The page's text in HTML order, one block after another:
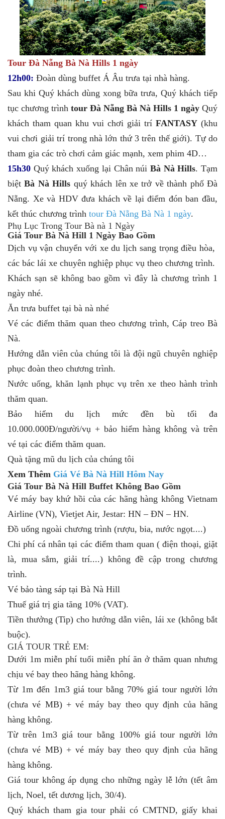
Tour Đà Nẵng Bà Nà Hills 1 ngày
12h00: Đoàn dùng buffet Á Âu trưa tại nhà hàng.
Sau khi Quý khách dùng xong bữa trưa, Quý khách tiếp
tục chương trình tour Đà Nẵng Bà Nà Hills 1 ngày Quý
khách tham quan khu vui chơi giải trí FANTASY (khu
vui chơi giải trí trong nhà lớn thứ 3 trên thế giới). Tự do
tham gia các trò chơi cảm giác mạnh, xem phim 4D…
15h30 Quý khách xuống lại Chân núi Bà Nà Hills. Tạm
biệtBà Nà Hills quý khách lên xe trở về thành phố Đà
Nẵng. Xe và HDV đưa khách về lại điểm đón ban đầu,
kết thúc chương trình tour Đà Nẵng Bà Nà 1 ngày.
Phụ Lục Trong Tour Bà nà 1 Ngày
Giá Tour Bà Nà Hill 1 Ngày Bao Gồm
Dịch vụ vận chuyển với xe du lịch sang trọng điều hòa,
các bác lái xe chuyên nghiệp phục vụ theo chương trình.
Khách sạn sẽ không bao gồm vì đây là chương trình 1
ngày nhé.
Ăn trưa buffet tại bà nà nhé
Vé các điểm thăm quan theo chương trình, Cáp treo Bà
Nà.
Hướng dẫn viên của chúng tôi là đội ngũ chuyên nghiệp
phục đoàn theo chương trình.
Nước uống, khăn lạnh phục vụ trên xe theo hành trình
thăm quan.
Bảo hiểm du lịch mức đền bù tối đa
10.000.000Đ/người/vụ + bảo hiểm hàng không và trên
vé tại các điểm thăm quan.
Quà tặng mũ du lịch của chúng tôi
Xem Thêm Giá Vé Bà Nà Hill Hôm Nay
Giá Tour Bà Nà Hill Buffet Không Bao Gồm
Vé máy bay khứ hồi của các hãng hàng không Vietnam
Airline (VN), Vietjet Air, Jestar: HN – ĐN – HN.
Đồ uống ngoài chương trình (rượu, bia, nước ngọt....)
Chi phí cá nhân tại các điểm tham quan ( điện thoại, giặt
là, mua sắm, giải trí....) không đề cập trong chương
trình.
Vé bảo tàng sáp tại Bà Nà Hill
Thuế giá trị gia tăng 10% (VAT).
Tiền thưởng (Tip) cho hướng dẫn viên, lái xe (không bắt
buộc).
GIÁ TOUR TRẺ EM:
Dưới 1m miễn phí tuổi miễn phí ăn ở thăm quan nhưng
chịu vé bay theo hãng hàng không.
Từ 1m đến 1m3 giá tour bằng 70% giá tour người lớn
(chưa vé MB) + vé máy bay theo quy định của hãng
hàng không.
Từ trên 1m3 giá tour bằng 100% giá tour người lớn
(chưa vé MB) + vé máy bay theo quy định của hãng
hàng không.
Giá tour không áp dụng cho những ngày lễ lớn (tết âm
lịch, Noel, tết dương lịch, 30/4).
Quý khách tham gia tour phải có CMTND, giấy khai